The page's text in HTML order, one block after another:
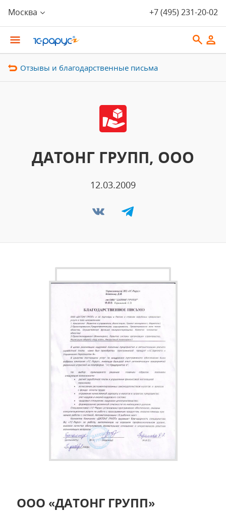
Москва +7 (495) 231-20-02
Отзывы и благодарственные письма
ДАТОНГ ГРУПП, ООО
12.03.2009
ООО «ДАТОНГ ГРУПП»